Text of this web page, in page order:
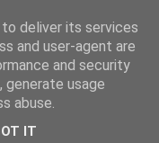
deliver its services
and user-agent are
and security
usage
abuse.
IT